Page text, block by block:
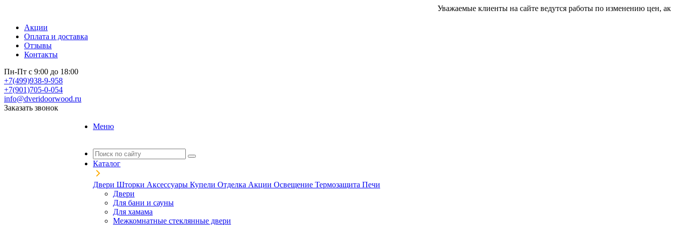
Уважаемые клиенты на сайте ведутся работы по изменению цен,
Акции
Оплата и доставка
Отзывы
Контакты
Пн-Пт с 9:00 до 18:00
+7(499)938-9-958
+7(901)705-0-054
info@dveridoorwood.ru
Заказать звонок
Меню
Каталог
Двери Шторки Аксессуары Купели Отделка Акции Освещение Термозащита Печи
Двери
Для бани и сауны
Для хамама
Межкомнатные стеклянные двери